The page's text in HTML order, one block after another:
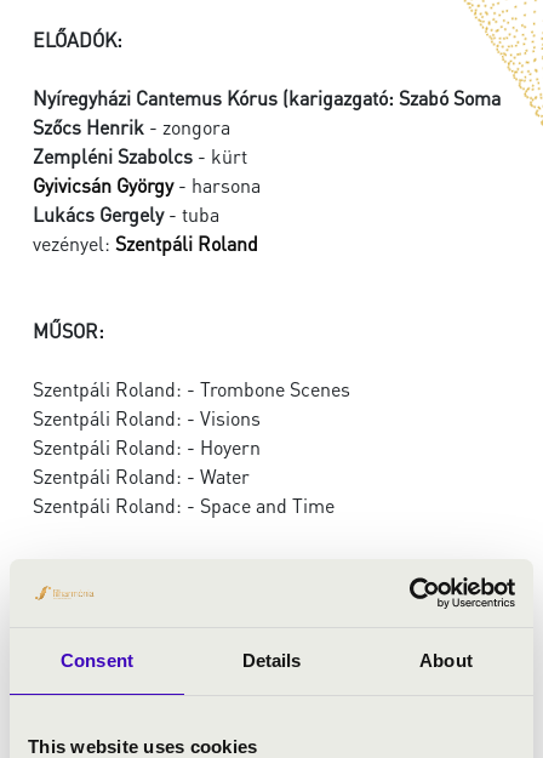
Consent Details About
This website uses cookies
ELŐADÓK:
Nyíregyházi Cantemus Kórus (karigazgató: Szabó Soma
Szőcs Henrik - zongora
Zempléni Szabolcs - kürt
Gyivicsán György- harsona
Lukács Gergely- tuba
vezényel: Szentpáli Roland
MŰSOR:
Szentpáli Roland: - Trombone Scenes
Szentpáli Roland: - Visions
Szentpáli Roland: - Hoyern
Szentpáli Roland: - Water
Szentpáli Roland: - Space and Time